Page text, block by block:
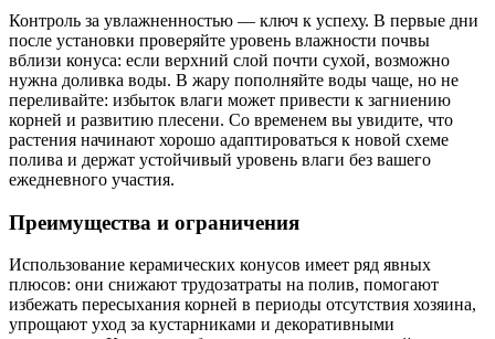
Контроль за увлажненностью — ключ к успеху. В первые дни
после установки проверяйте уровень влажности почвы
вблизи конуса: если верхний слой почти сухой, возможно
нужна доливка воды. В жару пополняйте воды чаще, но не
переливайте: избыток влаги может привести к загниению
корней и развитию плесени. Со временем вы увидите, что
растения начинают хорошо адаптироваться к новой схеме
полива и держат устойчивый уровень влаги без вашего
ежедневного участия.
Преимущества и ограничения
Использование керамических конусов имеет ряд явных
плюсов: они снижают трудозатраты на полив, помогают
избежать пересыхания корней в периоды отсутствия хозяина,
упрощают уход за кустарниками и декоративными